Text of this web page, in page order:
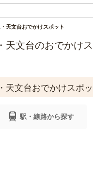
天文台おでかけスポット
天文台のおでかけ
天文台おでかけスポ
駅・線路から探す